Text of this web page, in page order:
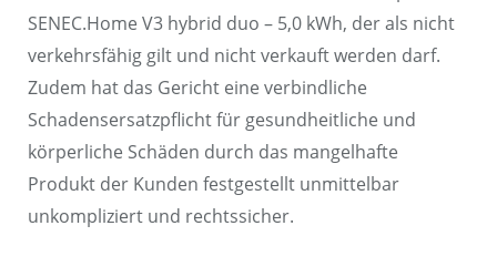
SENEC.Home V3 hybrid duo – 5,0 kWh, der als nicht
verkehrsfähig gilt und nicht verkauft werden darf.
Zudem hat das Gericht eine verbindliche
Schadensersatzpflicht für gesundheitliche und
körperliche Schäden durch das mangelhafte
Produkt der Kunden festgestellt unmittelbar
unkompliziert und rechtssicher.